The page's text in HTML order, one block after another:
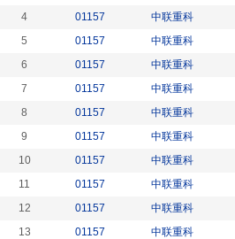
4
01157 中联重科
5
01157 中联重科
6
01157 中联重科
7
01157 中联重科
8
01157 中联重科
9
01157 中联重科
10
01157 中联重科
11
01157 中联重科
12
01157 中联重科
13
01157 中联重科